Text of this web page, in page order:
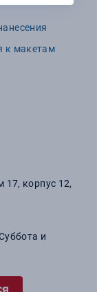
к макетам
17, корпус 12,
и